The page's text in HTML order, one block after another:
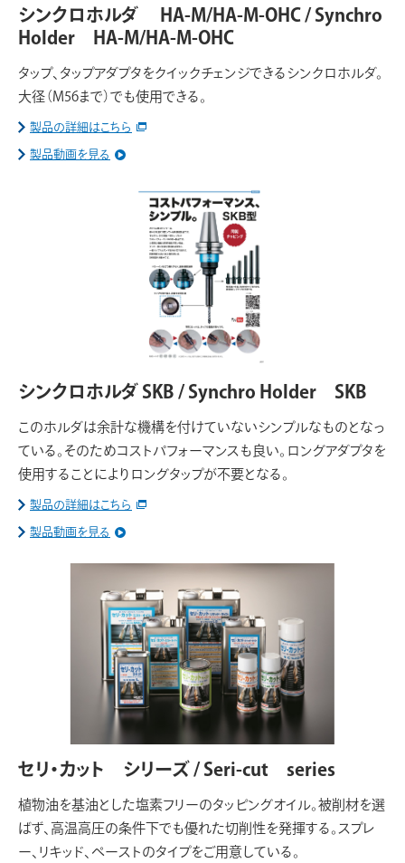
シンクロホルダ HA-M/HA-M-OHC / Synchro
Holder HA-M/HA-M-OHC
タップ、タップアダプタをクイックチェンジできるシンクロホルダ。
大径（M56まで）でも使用できる。
製品の詳細はこちら
製品動画を見る
シンクロホルダ SKB / Synchro Holder SKB
このホルダは余計な機構を付けていないシンプルなものとなっ
ている。そのためコストパフォーマンスも良い。ロングアダプタを
使用することによりロングタップが不要となる。
製品の詳細はこちら
製品動画を見る
セリ・カット シリーズ / Seri-cut series
植物油を基油とした塩素フリーのタッピングオイル。被削材を選
ばず、高温高圧の条件下でも優れた切削性を発揮する。スプレ
ー、リキッド、ペーストのタイプをご用意している。